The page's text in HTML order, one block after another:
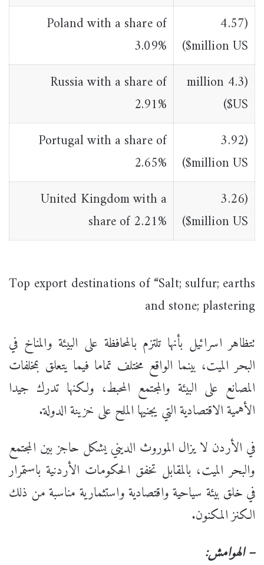
(4.57
million US$)
Poland with a share of
3.09%
(4.3 million
US$)
Russia with a share of
2.91%
(3.92
million US$)
Portugal with a share of
2.65%
(3.26
million US$)
United Kingdom with a
share of 2.21%
Top export destinations of “Salt; sulfur; earths
and stone; plastering
تتظاهر اسرائيل بأنها تلتزم بالمحافظة على البيئة والمناخ في
البحر الميت، بينما الواقع مختلف تماما فيما يتعلق بمخلفات
المصانع على البيئة والمجتمع المحبط، ولكنها تدرك جيدا
الأهمية الاقتصادية التي يجنيها الملح على خزينة الدولة.
في الأردن لا يزال الموروث الديني يشكل حاجز بين المجتمع
والبحر الميت، بالمقابل تخفق الحكومات الأردنية باستمرار
في خلق بيئة سياحية واقتصادية واستثمارية مناسبة من ذلك
الكنز المكنون.
– الهوامش: